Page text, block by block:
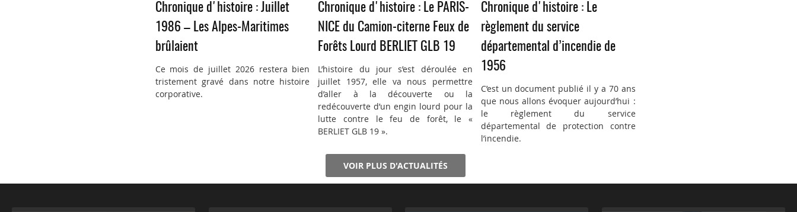
Chronique d'histoire : Juillet
1986 – Les Alpes-Maritimes
brûlaient
Ce mois de juillet 2026 restera bien
tristement gravé dans notre histoire
corporative.
Chronique d'histoire : Le PARIS-
NICE du Camion-citerne Feux de
Forêts Lourd BERLIET GLB 19
L’histoire du jour s’est déroulée en
juillet 1957, elle va nous permettre
d’aller à la découverte ou la
redécouverte d’un engin lourd pour la
lutte contre le feu de forêt, le «
BERLIET GLB 19 ».
Chronique d'histoire : Le
règlement du service
départemental d’incendie de
1956
C’est un document publié il y a 70 ans
que nous allons évoquer aujourd’hui :
le règlement du service
départemental de protection contre
l’incendie.
VOIR PLUS D'ACTUALITÉS